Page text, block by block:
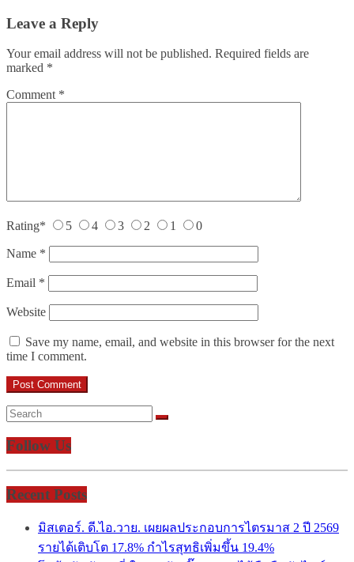
Leave a Reply
Your email address will not be published. Required fields are
marked *
Comment *
Rating* 5 4 3 2 1 0
Name *
Email *
Website
Save my name, email, and website in this browser for the next
time I comment.
Follow Us
Recent Posts
มิสเตอร์. ดี.ไอ.วาย. เผยผลประกอบการไตรมาส 2 ปี 2569
รายได้เติบโต 17.8% กำไรสุทธิเพิ่มขึ้น 19.4%